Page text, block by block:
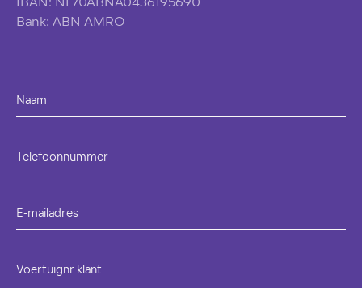
IBAN: NL70ABNA0436195690
Bank: ABN AMRO
Naam
Telefoonnummer
E-mailadres
Voertuignr klant